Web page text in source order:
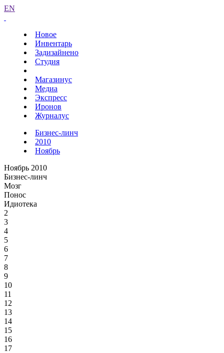
EN
Новое
Инвентарь
Задизайнено
Студия
Магазинус
Медиа
Экспресс
Иронов
Журналус
Бизнес-линч
2010
Ноябрь
Ноябрь 2010
Бизнес-линч
Мозг
Понос
Идиотека
2
3
4
5
6
7
8
9
10
11
12
13
14
15
16
17